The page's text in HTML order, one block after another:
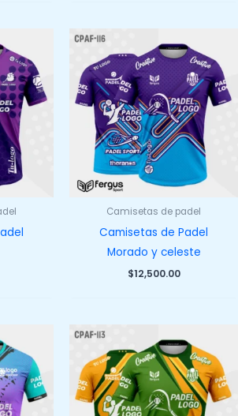
$12,000.00.
Camisetas de padel
Camisetas de Padel
Morado y celeste
$12,500.00